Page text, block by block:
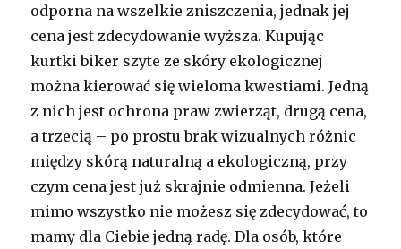
odporna na wszelkie zniszczenia, jednak jej
cena jest zdecydowanie wyższa. Kupując
kurtki biker szyte ze skóry ekologicznej
można kierować się wieloma kwestiami. Jedną
z nich jest ochrona praw zwierząt, drugą cena,
a trzecią – po prostu brak wizualnych różnic
między skórą naturalną a ekologiczną, przy
czym cena jest już skrajnie odmienna. Jeżeli
mimo wszystko nie możesz się zdecydować, to
mamy dla Ciebie jedną radę. Dla osób, które